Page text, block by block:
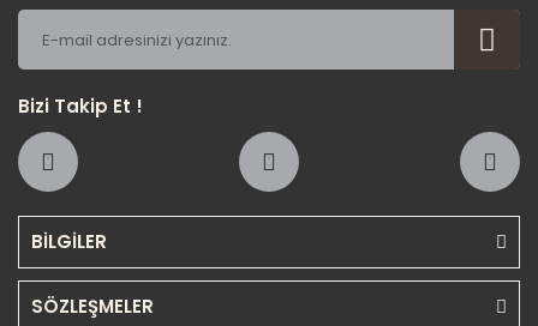
BİLGİLER
SÖZLEŞMELER
Bizi Takip Et !